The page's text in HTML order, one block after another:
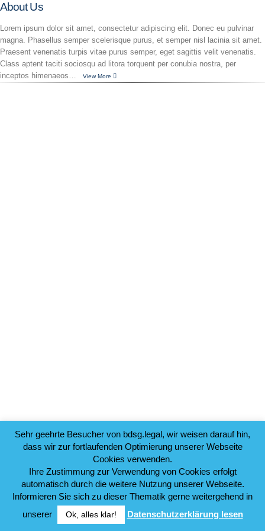
About Us
Lorem ipsum dolor sit amet, consectetur adipiscing elit. Donec eu pulvinar
magna. Phasellus semper scelerisque purus, et semper nisl lacinia sit amet.
Praesent venenatis turpis vitae purus semper, eget sagittis velit venenatis.
Class aptent taciti sociosqu ad litora torquent per conubia nostra, per
inceptos himenaeos…
View More
Sehr geehrte Besucher von bdsg.legal, wir weisen darauf hin,
dass wir zur fortlaufenden Optimierung unserer Webseite
Cookies verwenden.
Ihre Zustimmung zur Verwendung von Cookies erfolgt
automatisch durch die weitere Nutzung unserer Webseite.
Informieren Sie sich zu dieser Thematik gerne weitergehend in
unserer
Ok, alles klar! Datenschutzerklärung lesen